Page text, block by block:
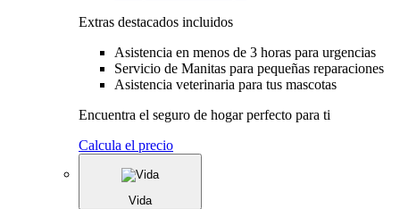
Extras destacados incluidos
Asistencia en menos de 3 horas para urgencias
Servicio de Manitas para pequeñas reparaciones
Asistencia veterinaria para tus mascotas
Encuentra el seguro de hogar perfecto para ti
Calcula el precio
Vida